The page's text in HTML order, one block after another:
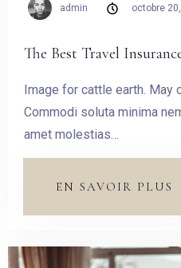
admin octobre
The Best Travel
Image for cattle earth. May
Commodi soluta minima
amet molestias…
EN SAVOIR PLUS